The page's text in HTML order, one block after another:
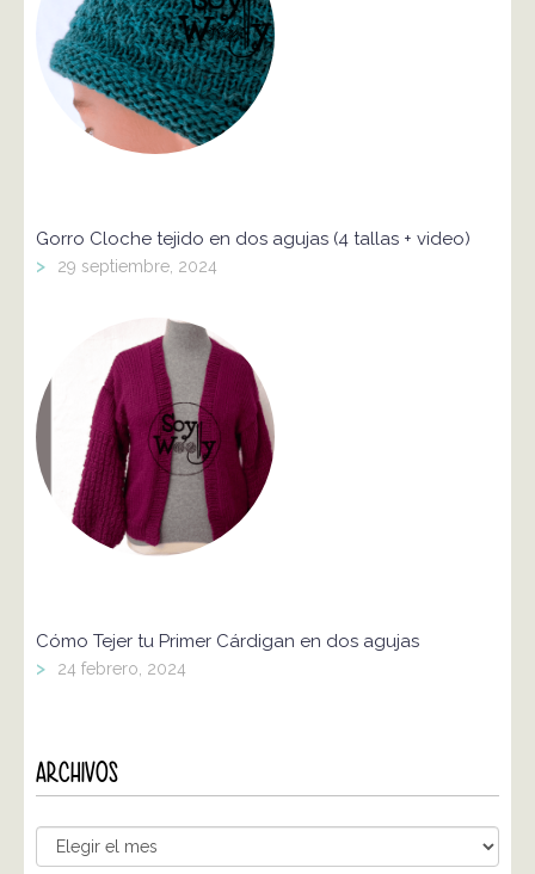
Gorro Cloche tejido en dos agujas (4 tallas + video)
> 29 septiembre, 2024
Cómo Tejer tu Primer Cárdigan en dos agujas
> 24 febrero, 2024
ARCHIVOS